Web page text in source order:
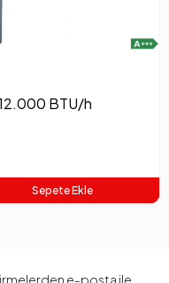
BTU/h
Sepete Ekle
e-posta ile